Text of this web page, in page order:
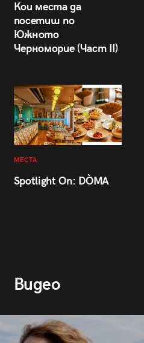
Кои места да
посетиш по
Южното
Черноморие (Част II)
МЕСТА
Spotlight On: DÒMA
Видео